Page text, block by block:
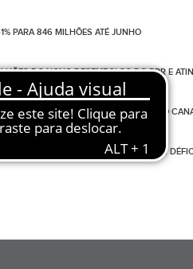
PARA 846 MILHÕES ATÉ JUNHO
DO NONO DESEMBOLSO DO PRR E
DESTA SEXTA-FEIRA, 07 DE AGOSTO, NO
SUPERA EXPORTAÇÕES EM JUNHO.